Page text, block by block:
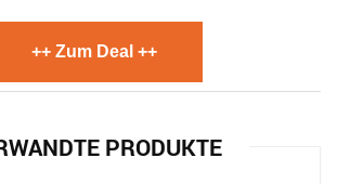
++ Zum Deal ++
PRODUKTE